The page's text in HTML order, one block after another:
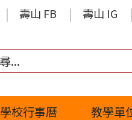
壽山 FB 壽山 IG
學校行事曆 教學單